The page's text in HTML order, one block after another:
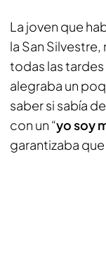
La joven que
la San
todas las tardes
alegraba un
saber si sabía
con un “yo soy
garantizaba